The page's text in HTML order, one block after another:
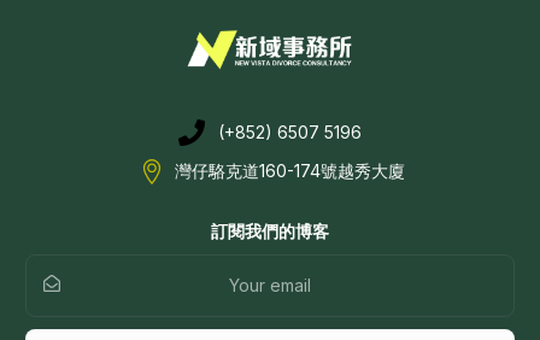
(+852) 6507 5196
灣仔駱克道160-174號越秀大廈
訂閱我們的博客